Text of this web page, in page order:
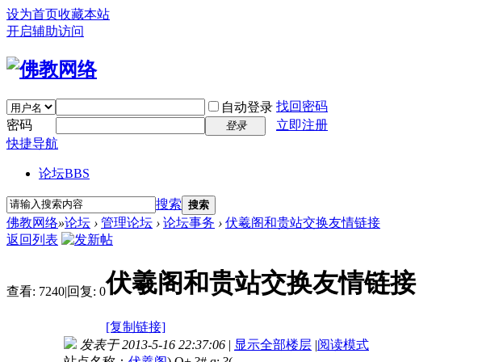
设为首页收藏本站
开启辅助访问
自动登录 找回密码
密码
登录
立即注册
快捷导航
论坛BBS
搜索 搜索
佛教网络»论坛 › 管理论坛 › 论坛事务 › 伏羲阁和贵站交换友情链接
返回列表
查看: 7240|回复: 0伏羲阁和贵站交换友情链接
[复制链接]
发表于 2013-5-16 22:37:06 | 显示全部楼层 |阅读模式